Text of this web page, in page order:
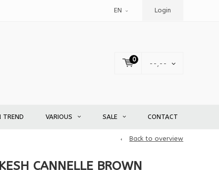
EN Login
0
--,--
TREND VARIOUS SALE CONTACT
Back to overview
CANNELLE BROWN